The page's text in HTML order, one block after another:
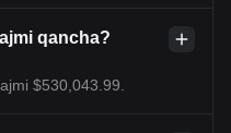
qancha?
$530,043.99.